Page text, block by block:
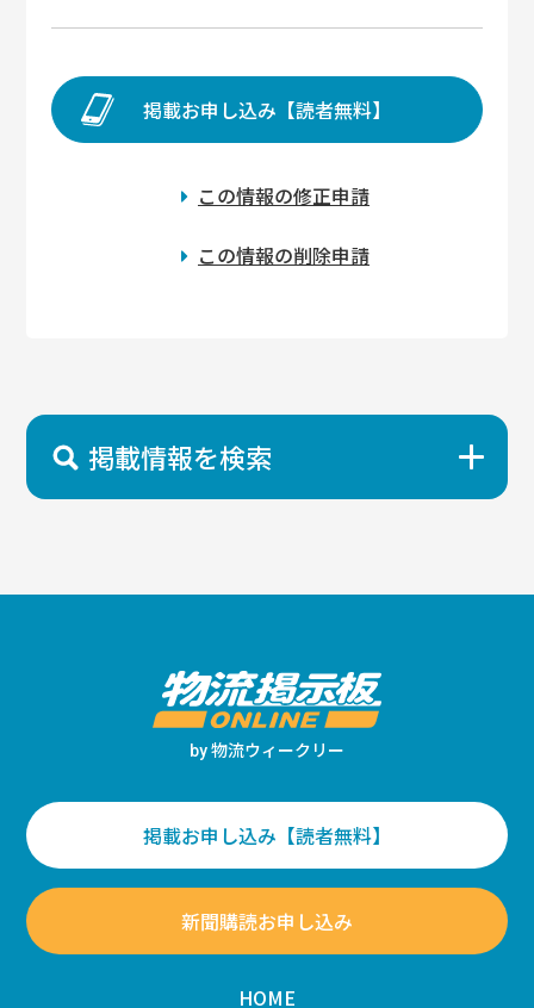
掲載お申し込み【読者無料】
この情報の修正申請
この情報の削除申請
掲載情報を検索
by物流ウィークリー
掲載お申し込み【読者無料】
新聞購読お申し込み
HOME